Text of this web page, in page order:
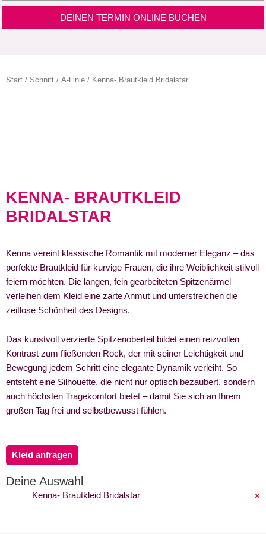
DEINEN TERMIN ONLINE BUCHEN
Start / Schnitt / A-Linie / Kenna- Brautkleid Bridalstar
KENNA- BRAUTKLEID
BRIDALSTAR
Kenna vereint klassische Romantik mit moderner Eleganz – das
perfekte Brautkleid für kurvige Frauen, die ihre Weiblichkeit stilvoll
feiern möchten. Die langen, fein gearbeiteten Spitzenärmel
verleihen dem Kleid eine zarte Anmut und unterstreichen die
zeitlose Schönheit des Designs.
Das kunstvoll verzierte Spitzenoberteil bildet einen reizvollen
Kontrast zum fließenden Rock, der mit seiner Leichtigkeit und
Bewegung jedem Schritt eine elegante Dynamik verleiht. So
entsteht eine Silhouette, die nicht nur optisch bezaubert, sondern
auch höchsten Tragekomfort bietet – damit Sie sich an Ihrem
großen Tag frei und selbstbewusst fühlen.
Kleid anfragen
Deine Auswahl
Kenna- Brautkleid Bridalstar ×